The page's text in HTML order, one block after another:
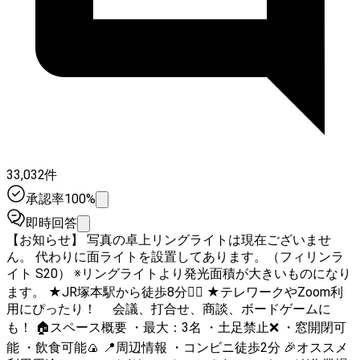
33,032件
承認率100%
即時回答
【お知らせ】 写真の卓上リングライトは現在ございませ
ん。 代わりに面ライトを設置してあります。（フィリンラ
イト S20） ※リングライトより発光面積が大きいものになり
ます。 ★JR塚本駅から徒歩8分🚶‍♀️ ★テレワークやZoom利
用にぴったり！ 会議、打合せ、商談、ボードゲームに
も！ 🏠スペース概要 ・最大：3名 ・土足禁止❌ ・窓開閉可
能 ・飲食可能🍙 📍周辺情報 ・コンビニ徒歩2分 🎉オススメ